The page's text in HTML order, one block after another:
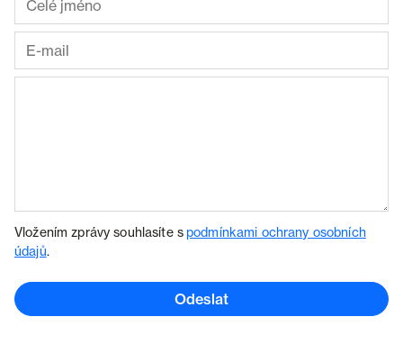
Vložením zprávy souhlasíte spodmínkami ochrany osobních
údajů.
Odeslat